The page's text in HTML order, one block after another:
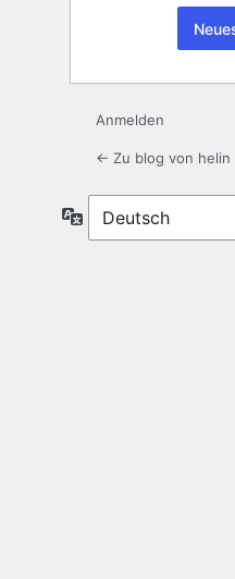
Anmelden
← Zu blog von helin
Sprache